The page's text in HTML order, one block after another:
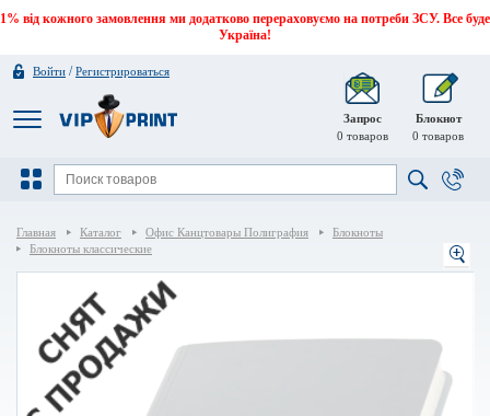
1% від кожного замовлення ми додатково перераховуємо на потреби ЗСУ. Все буде
Україна!
Войти /Регистрироваться
Запрос
0 товаров
Блокнот
0 товаров
Главная Каталог Офис Канцтовары Полиграфия
Блокноты
Блокноты классические